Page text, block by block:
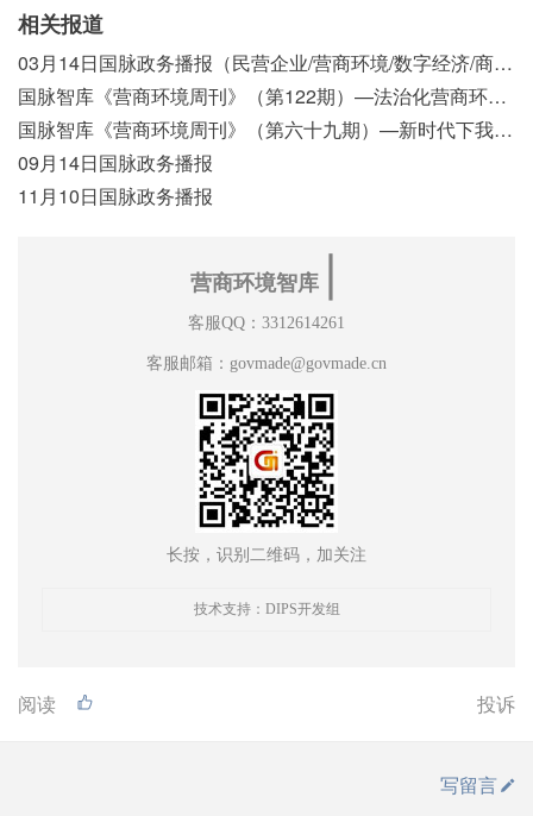
相关报道
03月14日国脉政务播报（民营企业/营商环境/数字经济/商事制度改革）
国脉智库《营商环境周刊》（第122期）—法治化营商环境视域下我国行政执法公示制度浅析
国脉智库《营商环境周刊》（第六十九期）—新时代下我国营商环境标准体系构建初探
09月14日国脉政务播报
11月10日国脉政务播报
营商环境智库
客服QQ：3312614261
客服邮箱：govmade@govmade.cn
长按，识别二维码，加关注
技术支持：DIPS开发组
阅读 投诉
写留言